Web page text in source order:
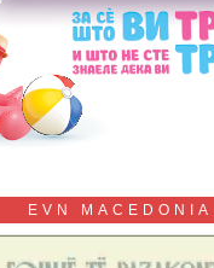
EVN MACEDONIA